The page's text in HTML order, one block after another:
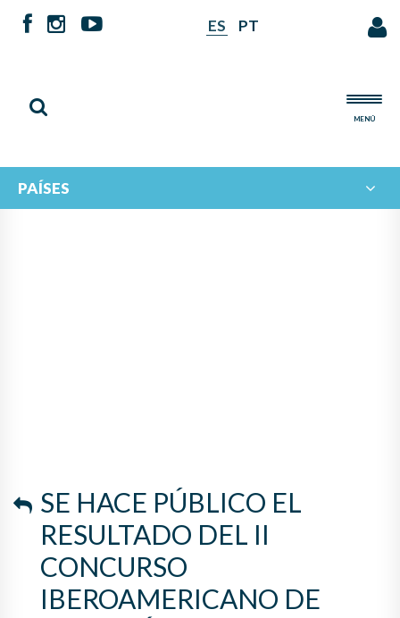
ES PT
MENÚ
PAÍSES
SE HACE PÚBLICO EL
RESULTADO DEL II
CONCURSO
IBEROAMERICANO DE